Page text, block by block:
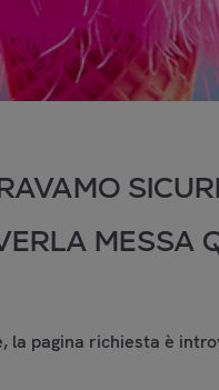
SICURI
MESSA
la pagina richiesta è